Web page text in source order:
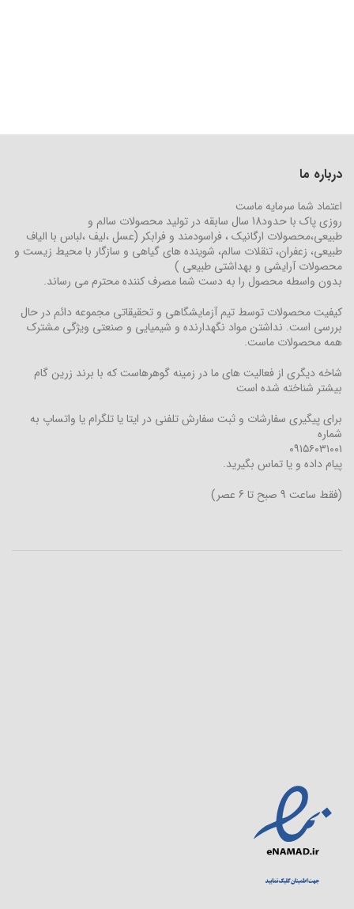
درباره ما
اعتماد شما سرمایه ماست
روزی پاک با حدود18 سال سابقه در تولید محصولات سالم و
طبیعی،محصولات ارگانیک ، فراسودمند و فرابکر (عسل ،لیف ،لباس با الیاف
طبیعی، زعفران، تنقلات سالم، شوینده های گیاهی و سازگار با محیط زیست و
محصولات آرایشی و بهداشتی طبیعی )
بدون واسطه محصول را به دست شما مصرف کننده محترم می رساند.
کیفیت محصولات توسط تیم آزمایشگاهی و تحقیقاتی مجموعه دائم در حال
بررسی است. نداشتن مواد نگهدارنده و شیمیایی و صنعتی ویژگی مشترک
همه محصولات ماست.
شاخه دیگری از فعالیت های ما در زمینه گوهرهاست که با برند زرین گام
بیشتر شناخته شده است
برای پیگیری سفارشات و ثبت سفارش تلفنی در ایتا یا تلگرام یا واتساپ به
شماره
۰۹۱۵۶۰۳۱۰۰۱
پیام داده و یا تماس بگیرید.
(فقط ساعت 9 صبح تا 6 عصر)